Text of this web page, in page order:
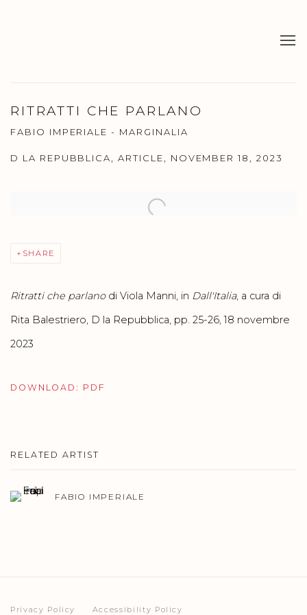
RITRATTI CHE PARLANO
FABIO IMPERIALE - MARGINALIA
D LA REPUBBLICA, ARTICLE, NOVEMBER 18, 2023
Open a larger version of the following image in a popup:
SHARE
Ritratti che parlanodi Viola Manni, in Dall'Italia, a cura di
Rita Balestriero, D la Repubblica, pp. 25-26, 18 novembre
2023
DOWNLOAD: PDF
RELATED ARTIST
FABIO IMPERIALE
Privacy Policy Accessibility Policy